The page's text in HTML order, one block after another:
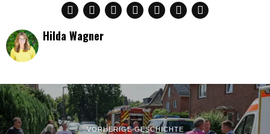
Hilda Wagner
VORHERIGE GESCHICHTE